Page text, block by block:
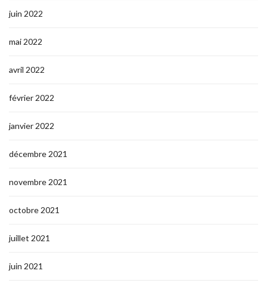
juin 2022
mai 2022
avril 2022
février 2022
janvier 2022
décembre 2021
novembre 2021
octobre 2021
juillet 2021
juin 2021